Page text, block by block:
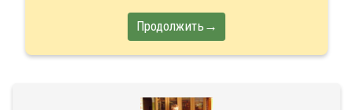
Продолжить→